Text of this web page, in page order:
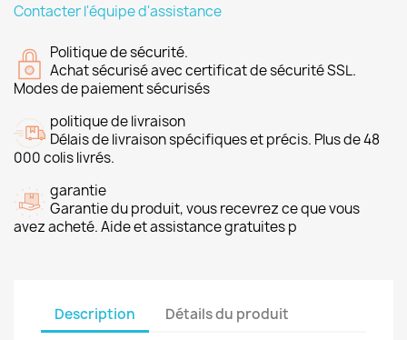
Contacter l'équipe d'assistance
Politique de sécurité.
Achat sécurisé avec certificat de sécurité SSL.
Modes de paiement sécurisés
politique de livraison
Délais de livraison spécifiques et précis. Plus de 48
000 colis livrés.
garantie
Garantie du produit, vous recevrez ce que vous
avez acheté. Aide et assistance gratuites p
Description Détails du produit